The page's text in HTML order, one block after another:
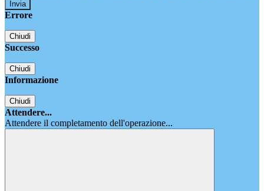
Errore
Chiudi
Successo
Chiudi
Informazione
Chiudi
Attendere...
Attendere il completamento dell'operazione...